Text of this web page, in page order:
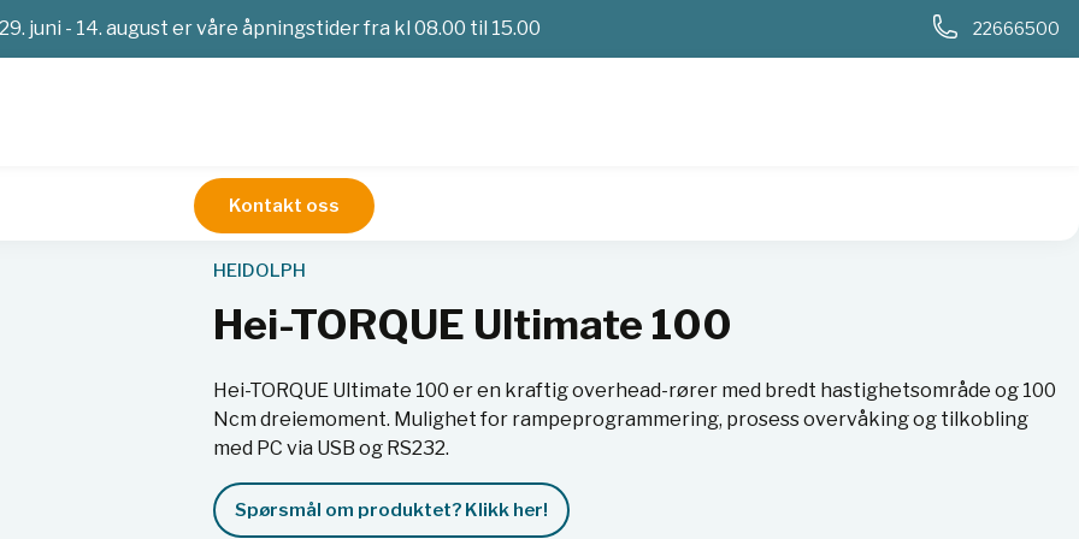
29. juni - 14. august er våre åpningstider fra kl 08.00 til 15.00 22666500
Kontakt oss
Hei-TORQUE Ultimate 100
HEIDOLPH
Hei-TORQUE Ultimate 100
Hei-TORQUE Ultimate 100 er en kraftig overhead-rører med bredt hastighetsområde og 100
Ncm dreiemoment. Mulighet for rampeprogrammering, prosess overvåking og tilkobling
med PC via USB og RS232.
Spørsmål om produktet? Klikk her!